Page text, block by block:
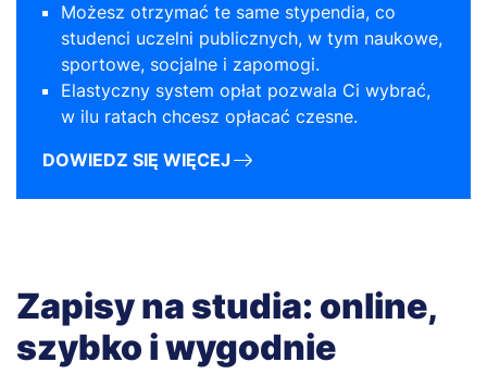
Możesz otrzymać te same stypendia, co
studenci uczelni publicznych, w tym naukowe,
sportowe, socjalne i zapomogi.
Elastyczny system opłat pozwala Ci wybrać,
w ilu ratach chcesz opłacać czesne.
DOWIEDZ SIĘ WIĘCEJ
Zapisy na studia: online,
szybko i wygodnie